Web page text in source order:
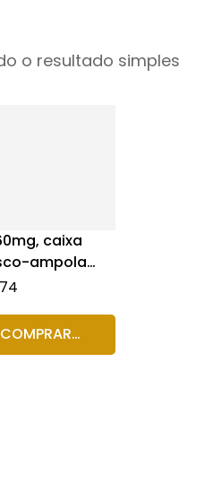
o resultado simples
caixa
ampola
de solução de
COMPRAR